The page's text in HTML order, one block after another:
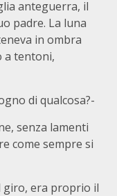
anteguerra, il
padre. La luna
in ombra
a tentoni,
di qualcosa?-
senza lamenti
come sempre si
giro, era proprio il